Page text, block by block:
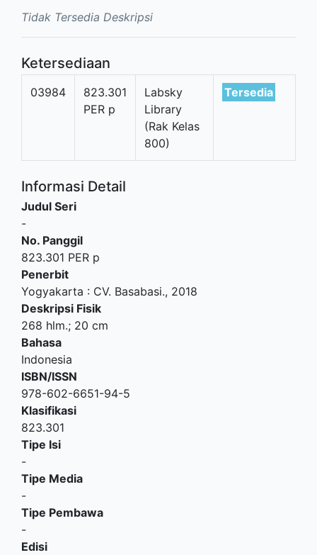
Tidak Tersedia Deskripsi
Ketersediaan
03984
823.301
PER p
Labsky
Library
(Rak Kelas
800)
Tersedia
Informasi Detail
Judul Seri
-
No. Panggil
823.301 PER p
Penerbit
Yogyakarta : CV. Basabasi., 2018
Deskripsi Fisik
268 hlm.; 20 cm
Bahasa
Indonesia
ISBN/ISSN
978-602-6651-94-5
Klasifikasi
823.301
Tipe Isi
-
Tipe Media
-
Tipe Pembawa
-
Edisi